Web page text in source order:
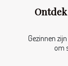
Gezinnen
om